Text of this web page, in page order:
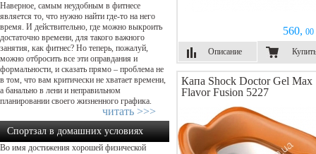
фитнесом...
Наверное, самым неудобным в фитнесе
является то, что нужно найти где-то на него
время. И действительно, где можно выкроить
достаточно времени, для такого важного
занятия, как фитнес? Но теперь, пожалуй,
можно отбросить все эти оправдания и
формальности, и сказать прямо – проблема не
в том, что вам критически не хватает времени,
а банально в лени и неправильном
планировании своего жизненного графика.
читать >>>
Спортзал в домашних условиях
Во имя достижения хорошей физической
560, 00
Описание
Купить
Капа Shock Doctor Gel Max
Flavor Fusion 5227